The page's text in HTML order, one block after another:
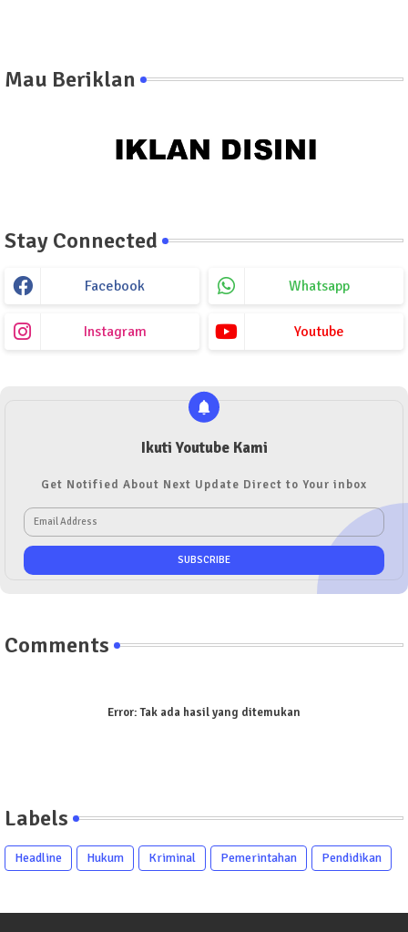
Mau Beriklan
Stay Connected
Facebook Whatsapp
Instagram Youtube
Ikuti Youtube Kami
Get Notified About Next Update Direct to Your inbox
Comments
Error:Tak ada hasil yang ditemukan
Labels
Headline Hukum Kriminal Pemerintahan Pendidikan